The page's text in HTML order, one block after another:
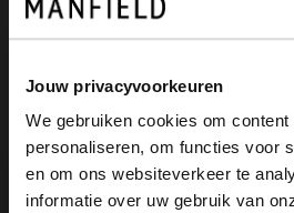
Jouw privacyvoorkeuren
We gebruiken cookies om
personaliseren, om functies voor
en om ons websiteverkeer te
informatie over uw gebruik van
Beige suède boots van
zool van 3 cm. We
View this website in